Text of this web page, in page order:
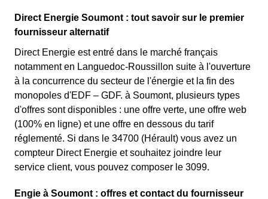
Direct Energie Soumont : tout savoir sur le premier
fournisseur alternatif
Direct Energie est entré dans le marché français
notamment en Languedoc-Roussillon suite à l'ouverture
à la concurrence du secteur de l'énergie et la fin des
monopoles d'EDF – GDF. à Soumont, plusieurs types
d'offres sont disponibles : une offre verte, une offre web
(100% en ligne) et une offre en dessous du tarif
réglementé. Si dans le 34700 (Hérault) vous avez un
compteur Direct Energie et souhaitez joindre leur
service client, vous pouvez composer le 3099.
Engie à Soumont : offres et contact du fournisseur